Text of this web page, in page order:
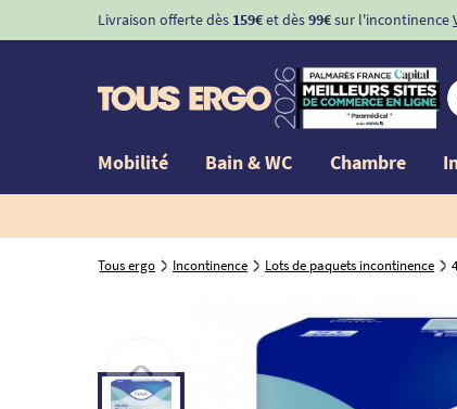
Livraison offerte dès 159€et dès99€sur l'incontinence
Mobilité Bain & WC Chambre
Tous ergo Incontinence Lots de paquets incontinence